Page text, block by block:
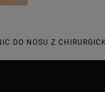
DO NOSU Z